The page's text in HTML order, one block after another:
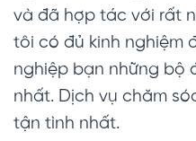
và đã hợp tác với rất
tôi có đủ kinh nghiệm
nghiệp bạn những bộ
nhất. Dịch vụ chăm
tận tình nhất.